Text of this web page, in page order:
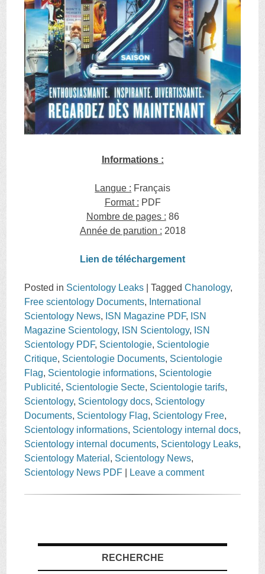
Informations :
Langue : Français
Format : PDF
Nombre de pages : 86
Année de parution : 2018
Lien de téléchargement
Posted in Scientology Leaks |TaggedChanology,
Free scientology Documents, International
Scientology News, ISN Magazine PDF, ISN
Magazine Scientology, ISN Scientology, ISN
Scientology PDF, Scientologie, Scientologie
Critique, Scientologie Documents, Scientologie
Flag, Scientologie informations, Scientologie
Publicité, Scientologie Secte, Scientologie tarifs,
Scientology, Scientology docs, Scientology
Documents, Scientology Flag, Scientology Free,
Scientology informations, Scientology internal docs,
Scientology internal documents, Scientology Leaks,
Scientology Material , Scientology News,
Scientology News PDF
Leave a comment
RECHERCHE